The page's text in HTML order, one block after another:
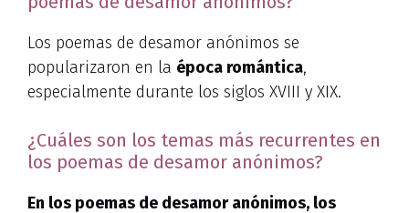
Los poemas de desamor anónimos se
popularizaron en la época romántica,
especialmente durante los siglos XVIII y XIX.
¿Cuáles son los temas más recurrentes en
los poemas de desamor anónimos?
En los poemas de desamor anónimos, los